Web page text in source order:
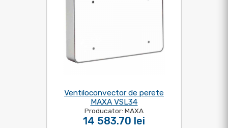
Ventiloconvector de perete
MAXA VSL34
Producator: MAXA
14 583.70 lei